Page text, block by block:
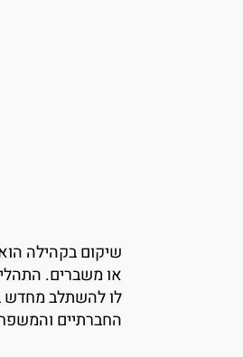
שיקום בקהילה
או משברים.
לו להשתלב מחדש
החברתיים